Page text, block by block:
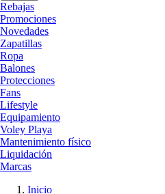
Rebajas
Promociones
Novedades
Zapatillas
Ropa
Balones
Protecciones
Fans
Lifestyle
Equipamiento
Voley Playa
Mantenimiento físico
Liquidación
Marcas
Inicio